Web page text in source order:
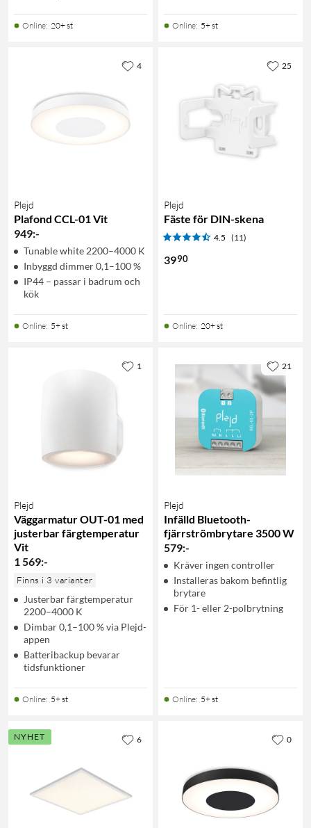
Online: 20+ st Online: 5+ st
Plejd
Plafond CCL-01 Vit
949:-
Tunable white 2200–4000 K
Inbyggd dimmer 0,1–100 %
IP44 – passar i badrum och
kök
Online: 5+ st
4
Plejd
Fäste för DIN-skena
4.5 (11)
3990
Online: 20+ st
25
Plejd
Väggarmatur OUT-01 med
justerbar färgtemperatur
Vit
1 569:-
Finns i 3 varianter
Justerbar färgtemperatur
2200–4000 K
Dimbar 0,1–100 % via Plejd-
appen
Batteribackup bevarar
tidsfunktioner
Online: 5+ st
1
Plejd
Infälld Bluetooth-
fjärrströmbrytare 3500 W
579:-
Kräver ingen controller
Installeras bakom befintlig
brytare
För 1- eller 2-polbrytning
Online: 5+ st
21
NYHET 6 0